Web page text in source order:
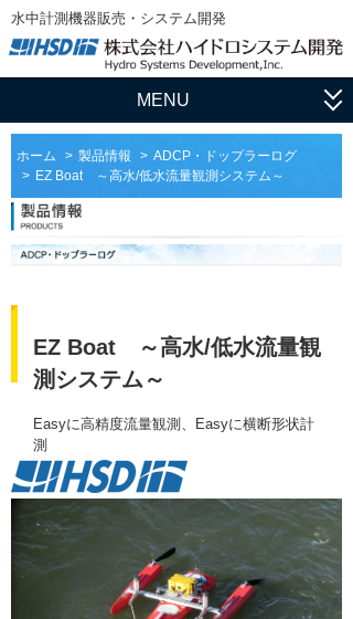
水中計測機器販売・システム開発
MENU
アプリケーション
流速・流量観測
水位・水質計測
製品情報
サイドスキャンソナー
姿勢計測装置（AHRS）、慣性航法システ
ム（INS）
水位/水質計
ラジコンボート・橋上操作艇
マニュアル
ダウンロード
論文集
ADCP用語集
リンク集
輸入販売
フィールドサポート
メンテナンス
R&D
会社概要
社長挨拶
沿革
組織表
アクセス
ホーム 製品情報
ADCP・ドップラーログ
EZ Boat ～高水/低水流量観測システム～
EZ Boat ～高水/低水流量観
測システム～
Easyに高精度流量観測、Easyに横断形状計
測